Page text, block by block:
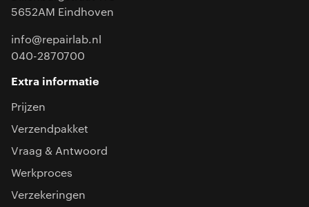
5652AM Eindhoven
info@repairlab.nl
040-2870700
Extra informatie
Prijzen
Verzendpakket
Vraag & Antwoord
Werkproces
Verzekeringen